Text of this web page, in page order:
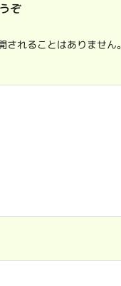
ぞ
されることはありません。